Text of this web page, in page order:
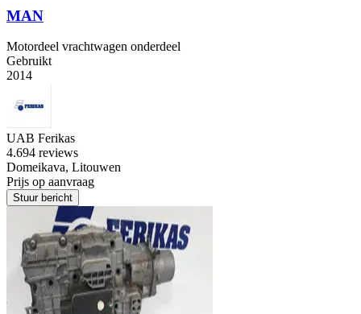
MAN
Motordeel vrachtwagen onderdeel
Gebruikt
2014
UAB Ferikas
4.694 reviews
Domeikava, Litouwen
Prijs op aanvraag
Stuur bericht